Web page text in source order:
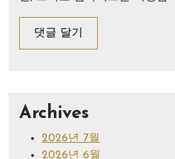
Archives
2026년 7월
2026년 6월